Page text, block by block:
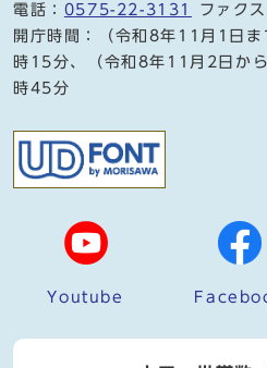
電話： 0575-22-3131
ファク
開庁時間：（令和8年11月1日
時15分、（令和8年11月2日か
時45分
Youtube